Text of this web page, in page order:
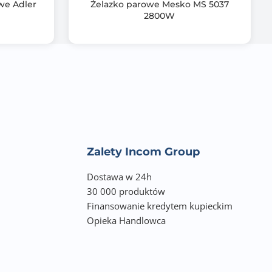
sprawdzi
Adler
Żelazko parowe Mesko MS 5037
2800W
Zalety Incom Group
Dostawa w 24h
30 000 produktów
Finansowanie kredytem kupieckim
Opieka Handlowca